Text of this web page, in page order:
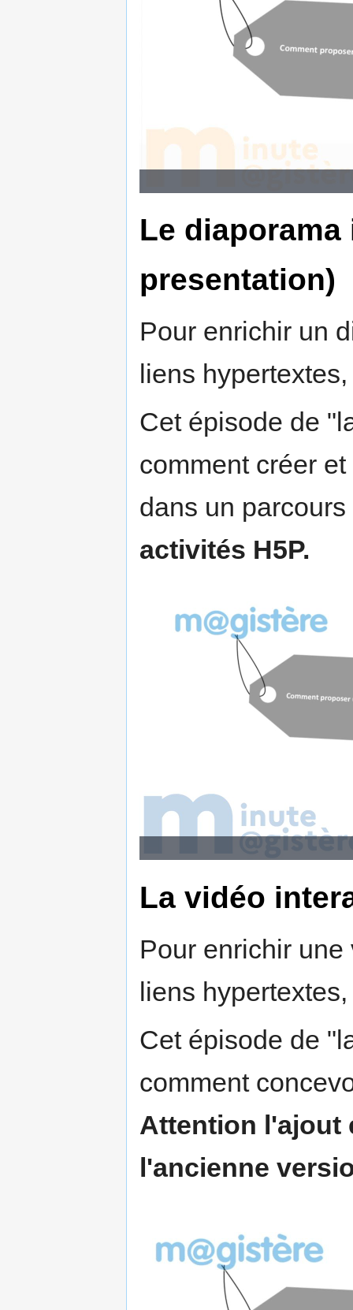
Le
presentation)
Pour enrichir un
liens hypertextes,
Cet épisode de
comment créer
dans un parcours
activités H5P.
La vidéo
Pour enrichir
liens hypertextes,
Cet épisode de
comment
Attention l'ajout
l'ancienne